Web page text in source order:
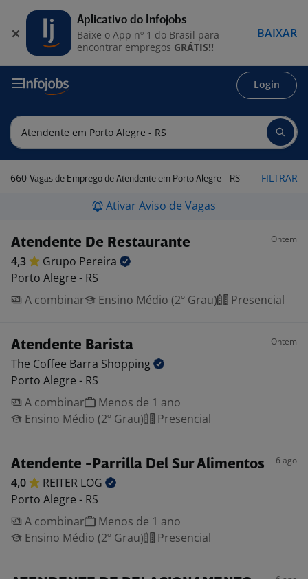
Login
660 Vagas de Emprego de Atendente em Porto Alegre - RS FILTRAR
Ativar Aviso de Vagas
Atendente De Restaurante Ontem
4,3 Grupo Pereira
Porto Alegre - RS
A combinar
Ensino Médio (2º Grau) Presencial
Atendente Barista Ontem
The Coffee Barra Shopping
Porto Alegre - RS
A combinar
Menos de 1 ano
Ensino Médio (2º Grau)
Presencial
Atendente -Parrilla Del Sur Alimentos 6 ago
4,0 REITER LOG
Porto Alegre - RS
A combinar
Menos de 1 ano
Ensino Médio (2º Grau)
Presencial
Aplicativo do Infojobs
Baixe o App nº 1 do Brasil para
encontrar empregos GRÁTIS!!
BAIXAR